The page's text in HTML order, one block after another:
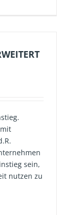
sein,
nutzen zu